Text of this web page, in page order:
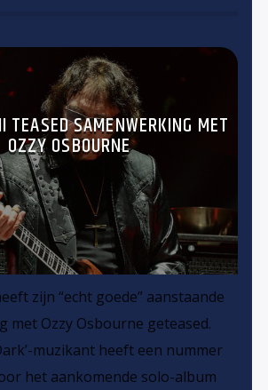
TEASED SAMENWERKING MET
OZZY OSBOURNE
zijn “echt goede” aanstaande
met Ozzy Osbourne geteased.
muzikant heeft een nummer
het aankomende solo-album